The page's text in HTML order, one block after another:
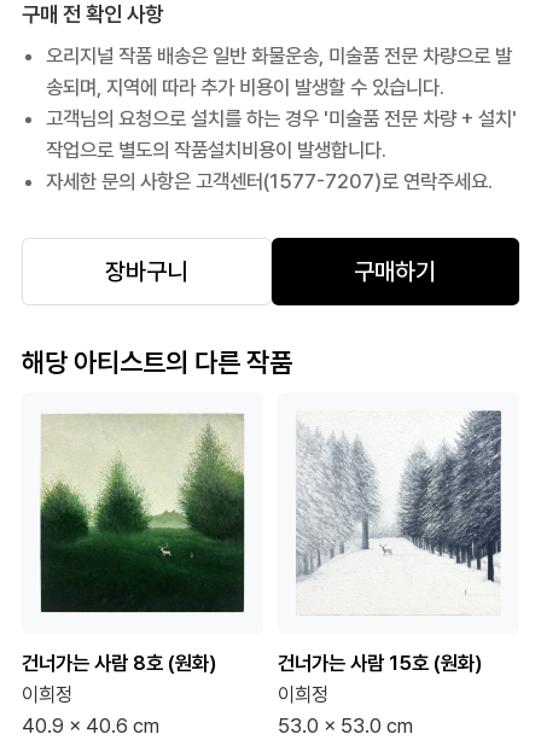
구매 전 확인 사항
오리지널 작품 배송은 일반 화물운송, 미술품 전문 차량으로 발
송되며, 지역에 따라 추가 비용이 발생할 수 있습니다.
고객님의 요청으로 설치를 하는 경우 '미술품 전문 차량 + 설치'
작업으로 별도의 작품설치비용이 발생합니다.
자세한 문의 사항은 고객센터(1577-7207)로 연락주세요.
장바구니 구매하기
해당 아티스트의 다른 작품
건너가는 사람 8호 (원화)
이희정
40.9 x 40.6 cm
건너가는 사람 15호 (원화)
이희정
53.0 x 53.0 cm